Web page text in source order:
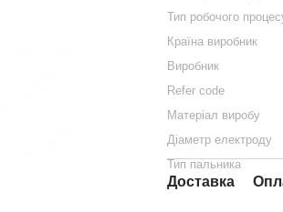
Тип робочого
Країна виробник
Виробник
Refer code
Матеріал виробу
Діаметр електроду
Тип пальника
Доставка